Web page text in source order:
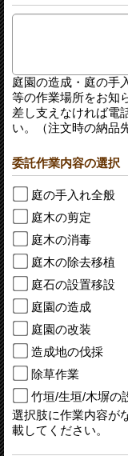
庭園の造成・庭の手
等の作業場所をお知
差し支えなければ電
い。（注文時の納品
委託作業内容の選択
庭の手入れ全般
庭木の剪定
庭木の消毒
庭木の除去移植
庭石の設置移設
庭園の造成
庭園の改装
造成地の伐採
除草作業
竹垣/生垣/木塀の
選択肢に作業内容が
載してください。